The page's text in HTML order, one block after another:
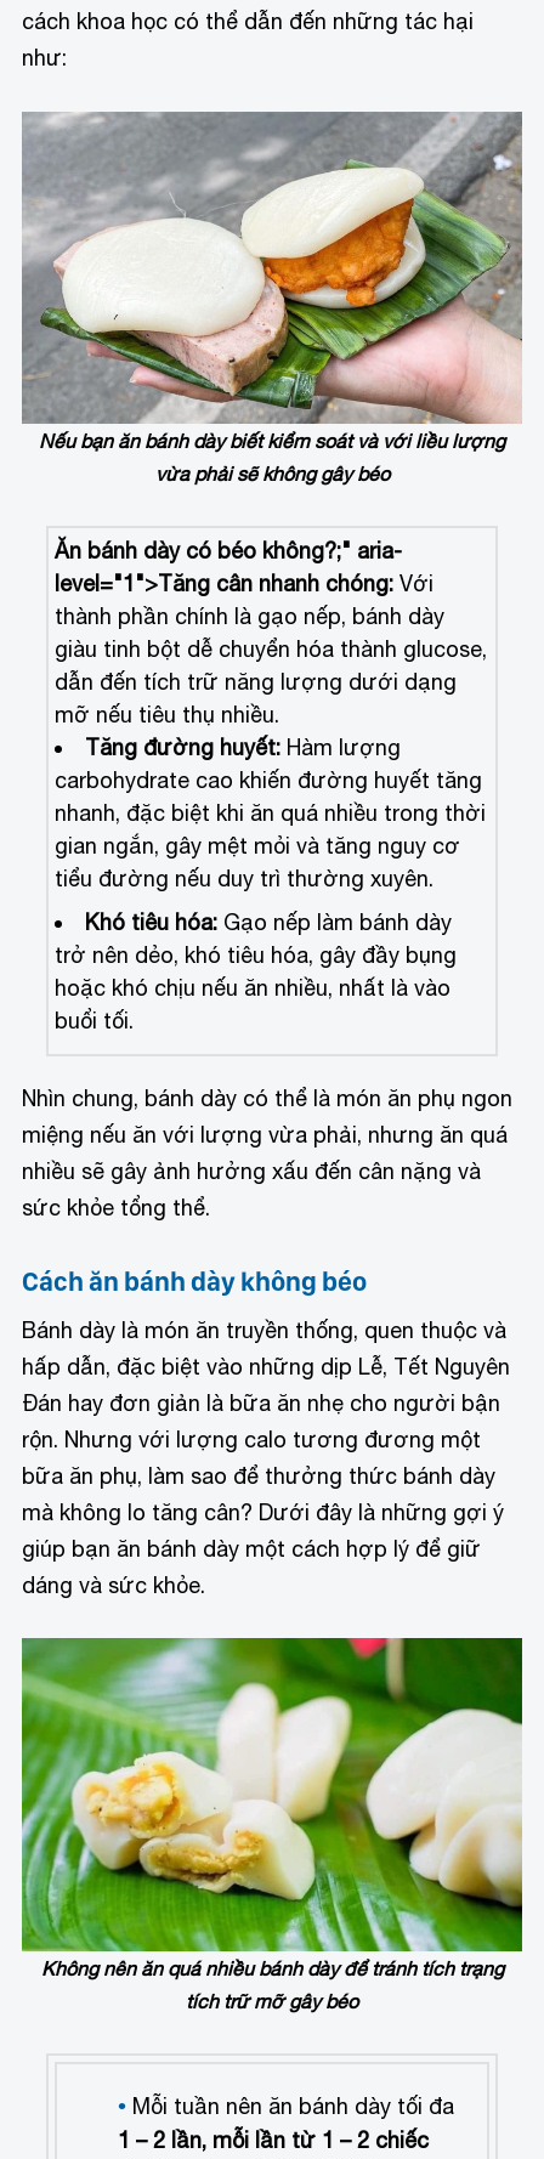
cách khoa học có thể dẫn đến những tác hại
như:
Nếu bạn ăn bánh dày biết kiểm soát và với liều lượng
vừa phải sẽ không gây béo
Ăn bánh dày có béo không?;" aria-
level="1">Tăng cân nhanh chóng:Với
thành phần chính là gạo nếp, bánh dày
giàu tinh bột dễ chuyển hóa thành glucose,
dẫn đến tích trữ năng lượng dưới dạng
mỡ nếu tiêu thụ nhiều.
Tăng đường huyết: Hàm lượng
carbohydrate cao khiến đường huyết tăng
nhanh, đặc biệt khi ăn quá nhiều trong thời
gian ngắn, gây mệt mỏi và tăng nguy cơ
tiểu đường nếu duy trì thường xuyên.
Khó tiêu hóa: Gạo nếp làm bánh dày
trở nên dẻo, khó tiêu hóa, gây đầy bụng
hoặc khó chịu nếu ăn nhiều, nhất là vào
buổi tối.
Nhìn chung, bánh dày có thể là món ăn phụ ngon
miệng nếu ăn với lượng vừa phải, nhưng ăn quá
nhiều sẽ gây ảnh hưởng xấu đến cân nặng và
sức khỏe tổng thể.
Cách ăn bánh dày không béo
Bánh dày là món ăn truyền thống, quen thuộc và
hấp dẫn, đặc biệt vào những dịp Lễ, Tết Nguyên
Đán hay đơn giản là bữa ăn nhẹ cho người bận
rộn. Nhưng với lượng calo tương đương một
bữa ăn phụ, làm sao để thưởng thức bánh dày
mà không lo tăng cân? Dưới đây là những gợi ý
giúp bạn ăn bánh dày một cách hợp lý để giữ
dáng và sức khỏe.
Không nên ăn quá nhiều bánh dày để tránh tích trạng
tích trữ mỡ gây béo
Mỗi tuần nên ăn bánh dày tối đa
1 – 2 lần, mỗi lần từ 1 – 2 chiếc